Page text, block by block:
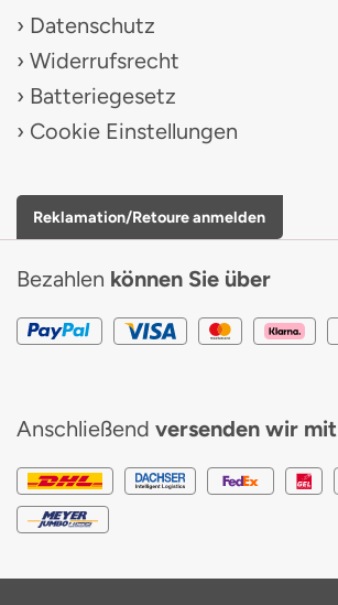
Datenschutz
Widerrufsrecht
Batteriegesetz
Cookie Einstellungen
Reklamation/Retoure anmelden
Bezahlen können Sie über
Anschließend versenden wir mit